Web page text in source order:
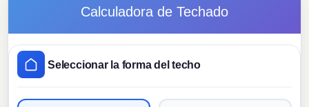
Calculadora de Techado
Seleccionar la forma del techo